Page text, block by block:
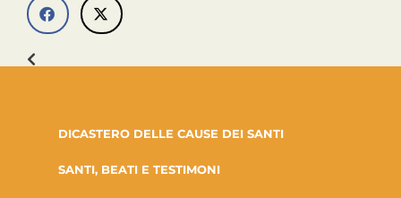
DICASTERO DELLE CAUSE DEI SANTI
SANTI, BEATI E TESTIMONI